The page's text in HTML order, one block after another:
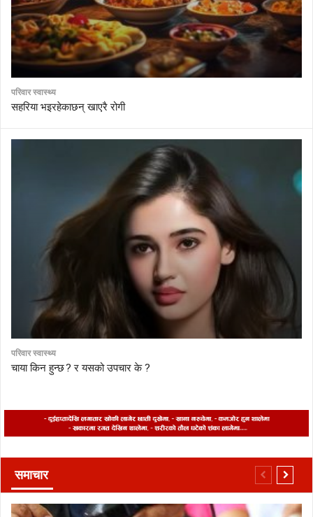
परिवार स्वास्थ्य
सहरिया भइरहेकाछन् खाएरै रोगी
परिवार स्वास्थ्य
चाया किन हुन्छ ? र यसको उपचार के ?
समाचार